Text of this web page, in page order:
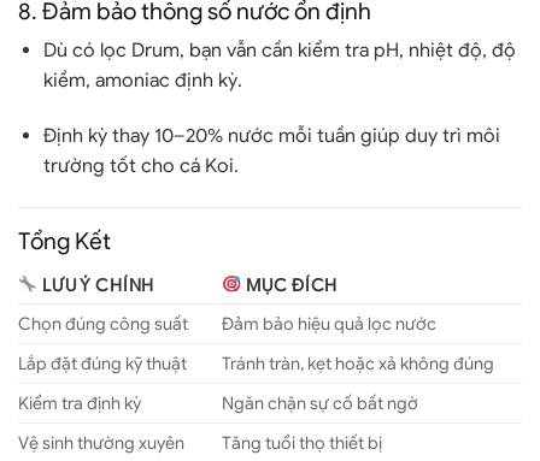
8. Đảm bảo thông số nước ổn định
Dù có lọc Drum, bạn vẫn cần kiểm tra pH, nhiệt độ, độ
kiềm, amoniac định kỳ.
Định kỳ thay 10–20% nước mỗi tuần giúp duy trì môi
trường tốt cho cá Koi.
Tổng Kết
LƯU Ý CHÍNH
MỤC ĐÍCH
Chọn đúng công suất
Đảm bảo hiệu quả lọc nước
Lắp đặt đúng kỹ thuật
Tránh tràn, kẹt hoặc xả không đúng
Kiểm tra định kỳ
Ngăn chặn sự cố bất ngờ
Vệ sinh thường xuyên
Tăng tuổi thọ thiết bị